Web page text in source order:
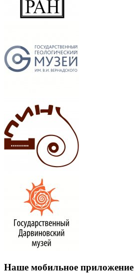
Наше мобильное приложение